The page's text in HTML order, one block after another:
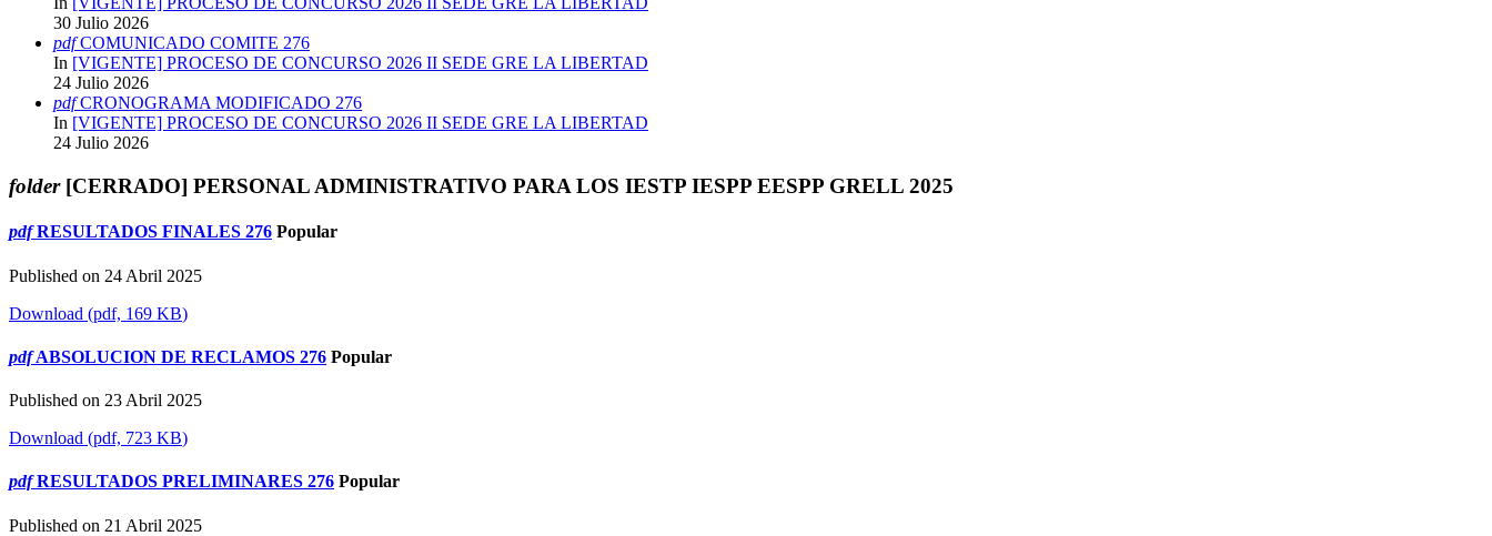
30 Julio 2026
pdf COMUNICADO COMITE 276
In [VIGENTE] PROCESO DE CONCURSO 2026 II SEDE GRE LA LIBERTAD
24 Julio 2026
pdf CRONOGRAMA MODIFICADO 276
In [VIGENTE] PROCESO DE CONCURSO 2026 II SEDE GRE LA LIBERTAD
24 Julio 2026
folder [CERRADO] PERSONAL ADMINISTRATIVO PARA LOS IESTP IESPP EESPP GRELL 2025
pdf RESULTADOS FINALES 276 Popular
Published on 24 Abril 2025
Download (pdf, 169 KB)
pdf ABSOLUCION DE RECLAMOS 276 Popular
Published on 23 Abril 2025
Download (pdf, 723 KB)
pdf RESULTADOS PRELIMINARES 276 Popular
Published on 21 Abril 2025